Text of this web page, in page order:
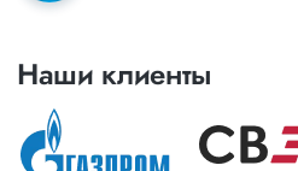
Наши клиенты